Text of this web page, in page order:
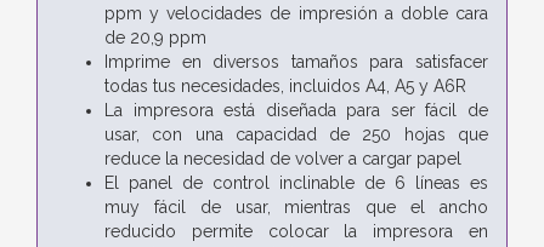
ppm y velocidades de impresión a doble cara
de 20,9 ppm
Imprime en diversos tamaños para satisfacer
todas tus necesidades, incluidos A4, A5 y A6R
La impresora está diseñada para ser fácil de
usar, con una capacidad de 250 hojas que
reduce la necesidad de volver a cargar papel
El panel de control inclinable de 6 líneas es
muy fácil de usar, mientras que el ancho
reducido permite colocar la impresora en